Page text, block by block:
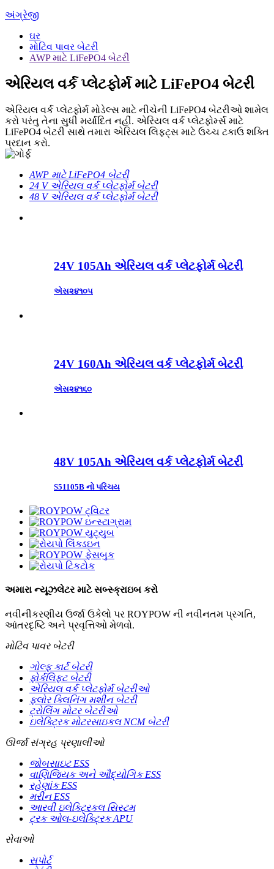
અંગ્રેજી
ઘર
મોટિવ પાવર બેટરી
AWP માટે LiFePO4 બેટરી
એરિયલ વર્ક પ્લેટફોર્મ માટે LiFePO4 બેટરી
એરિયલ વર્ક પ્લેટફોર્મ મોડેલ્સ માટે નીચેની LiFePO4 બેટરીઓ શામેલ
કરો પરંતુ તેના સુધી મર્યાદિત નહીં. એરિયલ વર્ક પ્લેટફોર્મ્સ માટે
LiFePO4 બેટરી સાથે તમારા એરિયલ લિફ્ટ્સ માટે ઉચ્ચ ટકાઉ શક્તિ
પ્રદાન કરો.
AWP માટે LiFePO4 બેટરી
24 V એરિયલ વર્ક પ્લેટફોર્મ બેટરી
48 V એરિયલ વર્ક પ્લેટફોર્મ બેટરી
24V 105Ah એરિયલ વર્ક પ્લેટફોર્મ બેટરી
એસ૨૪૧૦૫
24V 160Ah એરિયલ વર્ક પ્લેટફોર્મ બેટરી
એસ૨૪૧૬૦
48V 105Ah એરિયલ વર્ક પ્લેટફોર્મ બેટરી
S51105B નો પરિચય
અમારા ન્યૂઝલેટર માટે સબ્સ્ક્રાઇબ કરો
નવીનીકરણીય ઉર્જા ઉકેલો પર ROYPOW ની નવીનતમ પ્રગતિ,
આંતરદૃષ્ટિ અને પ્રવૃત્તિઓ મેળવો.
મોટિવ પાવર બેટરી
ગોલ્ફ કાર્ટ બેટરી
ફોર્કલિફ્ટ બેટરી
એરિયલ વર્ક પ્લેટફોર્મ બેટરીઓ
ફ્લોર ક્લિનિંગ મશીન બેટરી
ટ્રોલિંગ મોટર બેટરીઓ
ઇલેક્ટ્રિક મોટરસાઇકલ NCM બેટરી
ઊર્જા સંગ્રહ પ્રણાલીઓ
જોબસાઇટ ESS
વાણિજ્યિક અને ઔદ્યોગિક ESS
રહેણાંક ESS
મરીન ESS
આરવી ઇલેક્ટ્રિકલ સિસ્ટમ
ટ્રક ઓલ-ઇલેક્ટ્રિક APU
સેવાઓ
સપોર્ટ